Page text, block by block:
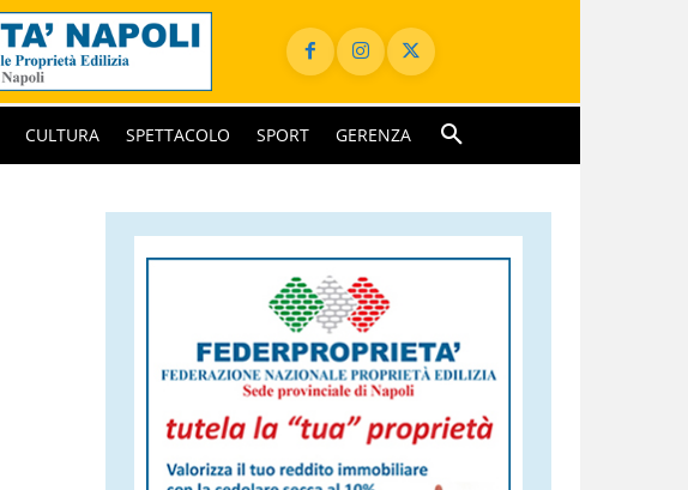
CULTURA SPETTACOLO SPORT GERENZA